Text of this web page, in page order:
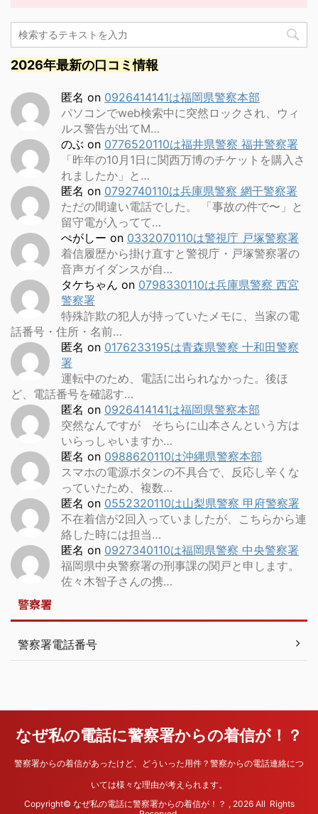
2026年最新の口コミ情報
匿名 on 0926414141は福岡県警察本部
パソコンでweb検索中に突然ロックされ、ウィ
ルス警告が出てM…
のぶ on 0776520110は福井県警察 福井警察署
「昨年の10月1日に関西万博のチケットを購入さ
れましたか」と…
匿名 on 0792740110は兵庫県警察 網干警察署
ただの間違い電話でした。 「事故の件で〜」と
留守電が入ってて…
ぺがしー on 0332070110は警視庁 戸塚警察署
着信履歴から掛け直すと警視庁・戸塚警察署の
音声ガイダンスが自…
タケちゃん on 0798330110は兵庫県警察 西宮
警察署
特殊詐欺の犯人が持っていたメモに、当家の電
話番号・住所・名前…
匿名 on 0176233195は青森県警察 十和田警察
署
運転中のため、電話に出られなかった。後ほ
ど、電話番号を確認す…
匿名 on 0926414141は福岡県警察本部
突然なんですが そちらに山本さんという方は
いらっしゃいますか…
匿名 on 0988620110は沖縄県警察本部
スマホの電源ボタンの不具合で、反応し辛くな
っていたため、複数…
匿名 on 0552320110は山梨県警察 甲府警察署
不在着信が2回入っていましたが、こちらから連
絡した時には担当…
匿名 on 0927340110は福岡県警察 中央警察署
福岡県中央警察署の刑事課の関戸と申します。
佐々木智子さんの携…
警察署
警察署電話番号
なぜ私の電話に警察署からの着信が！？
警察署からの着信があったけど、どういった用件？警察からの電話連絡につ
いては様々な理由が考えられます。
Copyright© なぜ私の電話に警察署からの着信が！？ , 2026 All Rights